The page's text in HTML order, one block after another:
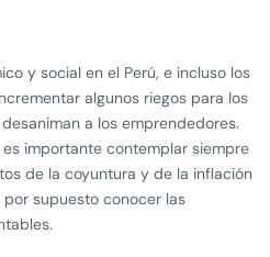
y social en el Perú, e incluso los
algunos riegos para los
a los emprendedores.
es importante contemplar siempre
de la coyuntura y de la inflación
supuesto conocer las